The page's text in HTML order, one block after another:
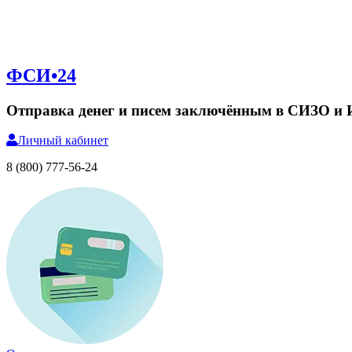
ФСИ•24
Отправка денег и писем заключённым в СИЗО и
Личный кабинет
8 (800) 777-56-24